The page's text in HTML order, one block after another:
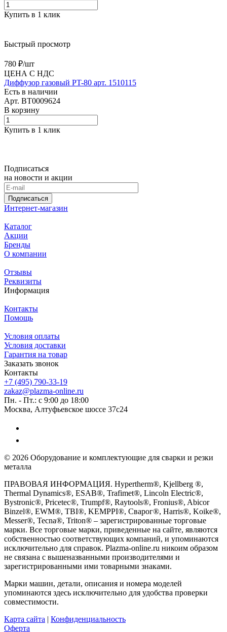
Купить в 1 клик
Быстрый просмотр
780 ₽/шт
ЦЕНА С НДС
Диффузор газовый PT-80 арт. 1510115
Есть в наличии
Арт. BT0009624
В корзину
Купить в 1 клик
Подписаться
на новости и акции
Подписаться
Интернет-магазин
Каталог
Акции
Бренды
О компании
Отзывы
Реквизиты
Информация
Контакты
Помощь
Условия оплаты
Условия доставки
Гарантия на товар
Заказать звонок
Контакты
+7 (495) 790-33-19
zakaz@plazma-online.ru
Пн. - Пт.: с 9:00 до 18:00
Москва, Алтуфьевское шоссе 37с24
© 2026 Оборудование и комплектующие для сварки и резки
металла
ПРАВОВАЯ ИНФОРМАЦИЯ. Hypertherm®, Kjellberg ®,
Thermal Dynamics®, ESAB®, Trafimet®, Lincoln Electric®,
Bystronic®, Pricetec®, Trumpf®, Raytools®, Fronius®, Abicor
Binzel®, EWM®, TBI®, KEMPPI®, Сварог®, Harris®, Koike®,
Messer®, Tecna®, Triton® – зарегистрированные торговые
марки. Все торговые марки, приведенные на сайте, являются
собственностью соответствующих компаний, и упоминаются
исключительно для справок. Plazma-online.ru никоим образом
не связана с вышеназванными производителями и
зарегистрированными ими товарными знаками.
Марки машин, детали, описания и номера моделей
упоминаются здесь исключительно для удобства проверки
совместимости.
Карта сайта | Конфиденциальность
Оферта